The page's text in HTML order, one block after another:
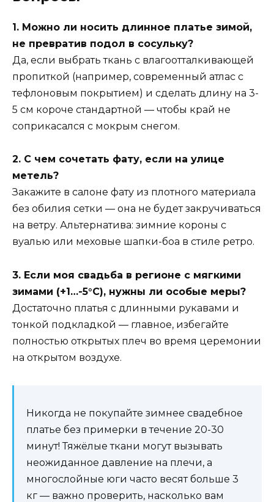
1. Можно ли носить длинное платье зимой,
не превратив подол в сосульку?
Да, если выбрать ткань с влагоотталкивающей
пропиткой (например, современный атлас с
тефлоновым покрытием) и сделать длину на 3-
5 см короче стандартной — чтобы край не
соприкасался с мокрым снегом.
2. С чем сочетать фату, если на улице
метель?
Закажите в салоне фату из плотного материала
без обилия сетки — она не будет закручиваться
на ветру. Альтернатива: зимние короны с
вуалью или меховые шапки-боа в стиле ретро.
3. Если моя свадьба в регионе с мягкими
зимами (+1…-5°С), нужны ли особые меры?
Достаточно платья с длинными рукавами и
тонкой подкладкой — главное, избегайте
полностью открытых плеч во время церемонии
на открытом воздухе.
Никогда не покупайте зимнее свадебное
платье без примерки в течение 20-30
минут! Тяжёлые ткани могут вызывать
неожиданное давление на плечи, а
многослойные юги часто весят больше 3
кг — важно проверить, насколько вам